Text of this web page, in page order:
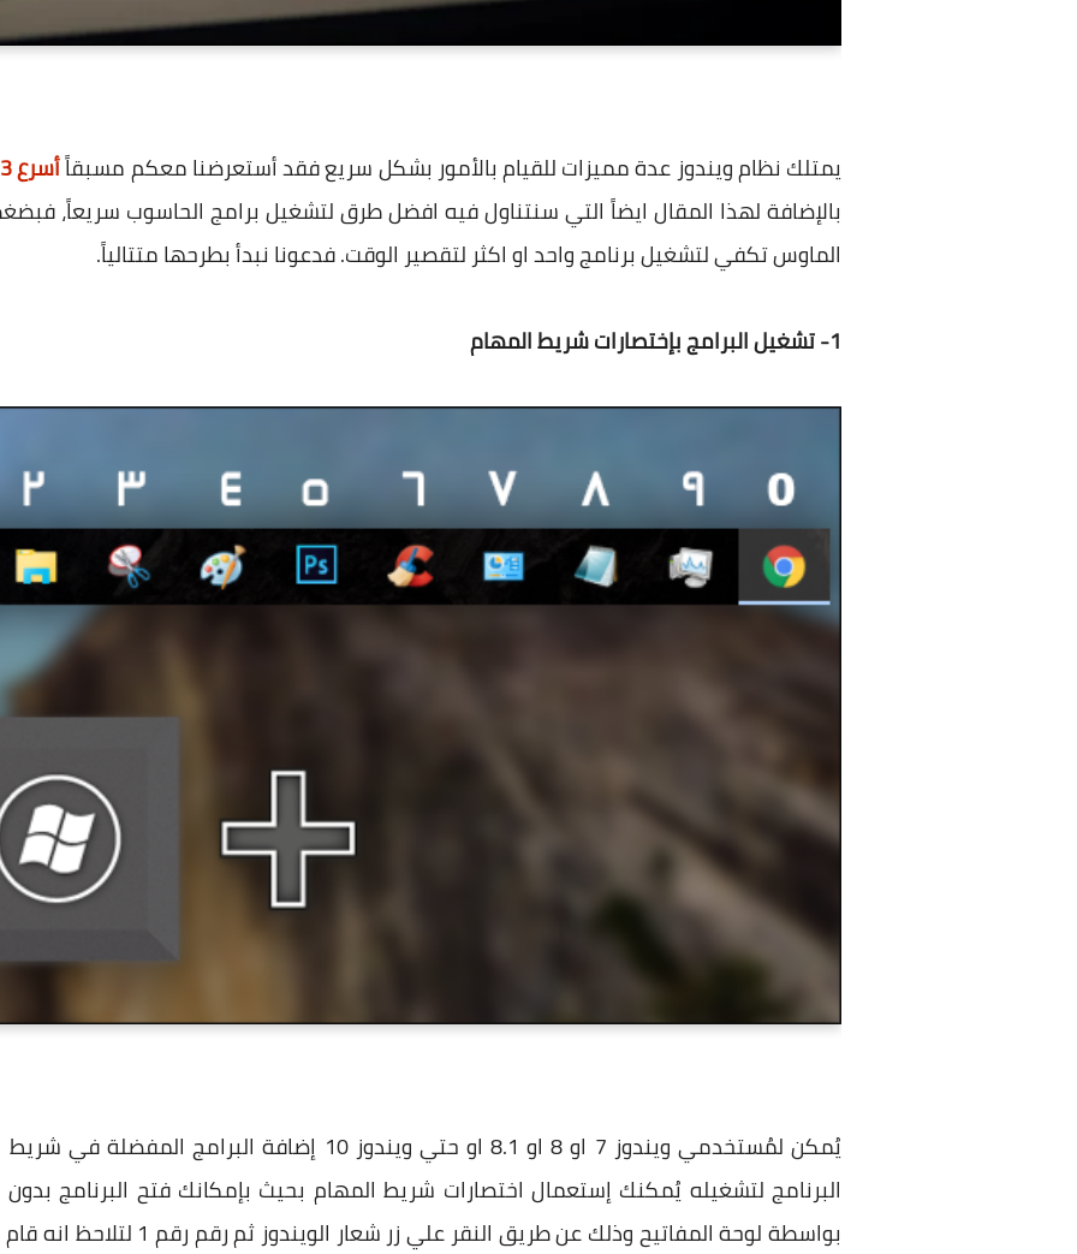
يمتلك نظام ويندوز عدة مميزات للقيام بالأمور بشكل سريع فقد أستعرضنا معكم مسبقاًأسرع 3 طرق غير معروفة لإغلاق حاسوبك
بالإضافة لهذا المقال ايضاً التي سنتناول فيه افضل طرق لتشغيل برامج الحاسوب سريعاً،
الماوس تكفي لتشغيل برنامج واحد او اكثر لتقصير الوقت. فدعونا نبدأ بطرحها متتالياً.
1- تشغيل البرامج بإختصارات شريط المهام
يُمكن لمُستخدمي ويندوز 7 او 8 او 8.1 او حتي ويندوز 10
البرنامج لتشغيله يُمكنك إستعمال اختصارات شريط المهام بحيث بإمكانك فتح البرنامج
بواسطة لوحة المفاتيح وذلك عن